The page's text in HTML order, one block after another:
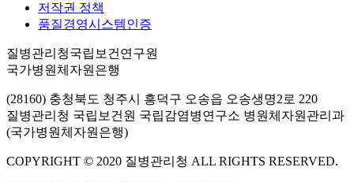
저작권 정책
품질경영시스템인증
질병관리청국립보건연구원
국가병원체자원은행
(28160) 충청북도 청주시 흥덕구 오송읍 오송생명2로 220
질병관리청 국립보건원 국립감염병연구소 병원체자원관리과
(국가병원체자원은행)
COPYRIGHT © 2020 질병관리청 ALL RIGHTS RESERVED.